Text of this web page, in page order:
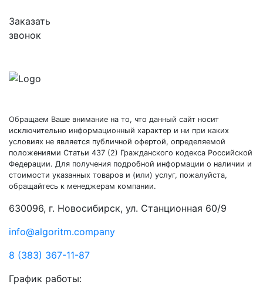
Заказать
звонок
Обращаем Ваше внимание на то, что данный сайт носит
исключительно информационный характер и ни при каких
условиях не является публичной офертой, определяемой
положениями Статьи 437 (2) Гражданского кодекса Российской
Федерации. Для получения подробной информации о наличии и
стоимости указанных товаров и (или) услуг, пожалуйста,
обращайтесь к менеджерам компании.
630096, г. Новосибирск, ул. Станционная 60/9
info@algoritm.company
8 (383) 367-11-87
График работы: